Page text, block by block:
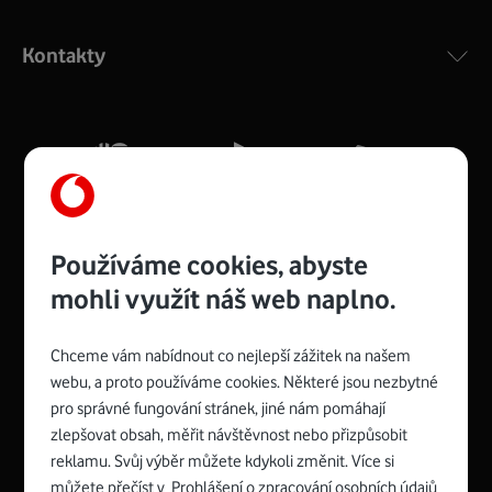
silný signál pro celou domácnost. Kompaktní rozměry 21
Více o COMPAL CH7465VF
Zyxel VMG8623-T50B:
Rozměry modemu jsou 16 x 22 x 7,5 cm (včetně stojánku)
a nabízí 4 gigabitové LAN porty a bezdrátové připojení Wi-
Spojte se s Vodafonem
Kontakty
Používáme cookies, abyste
mohli využít náš web naplno.
Chceme vám nabídnout co nejlepší zážitek na našem
webu, a proto používáme cookies. Některé jsou nezbytné
pro správné fungování stránek, jiné nám pomáhají
zlepšovat obsah, měřit návštěvnost nebo přizpůsobit
reklamu. Svůj výběr můžete kdykoli změnit. Více si
můžete přečíst v Prohlášení o zpracování osobních údajů